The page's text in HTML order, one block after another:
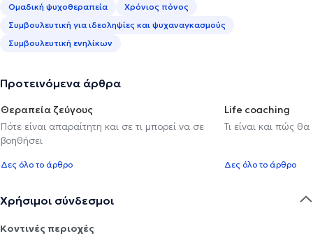
Ομαδική ψυχοθεραπεία
Χρόνιος πόνος
Συμβουλευτική για ιδεοληψίες και ψυχαναγκασμούς
Συμβουλευτική ενηλίκων
Προτεινόμενα άρθρα
Θεραπεία ζεύγους
Πότε είναι απαραίτητη και σε τι μπορεί να σε
βοηθήσει
Δες όλο το άρθρο
Life coaching
Τι είναι και πώς
Δες όλο το άρθρο
Χρήσιμοι σύνδεσμοι
Κοντινές περιοχές